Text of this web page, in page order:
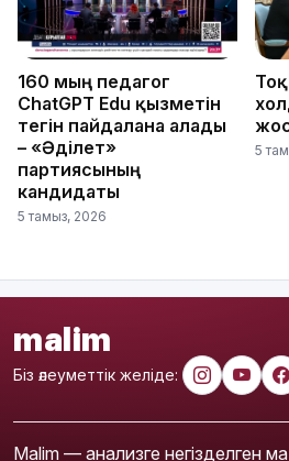
160 мың педагог
ChatGPT Edu қызметін
тегін пайдалана алады
– «Әділет»
партиясының
кандидаты
5 тамыз, 2026
5
malim
Біз әлеуметтік желіде:
Malim — анализге негізделген